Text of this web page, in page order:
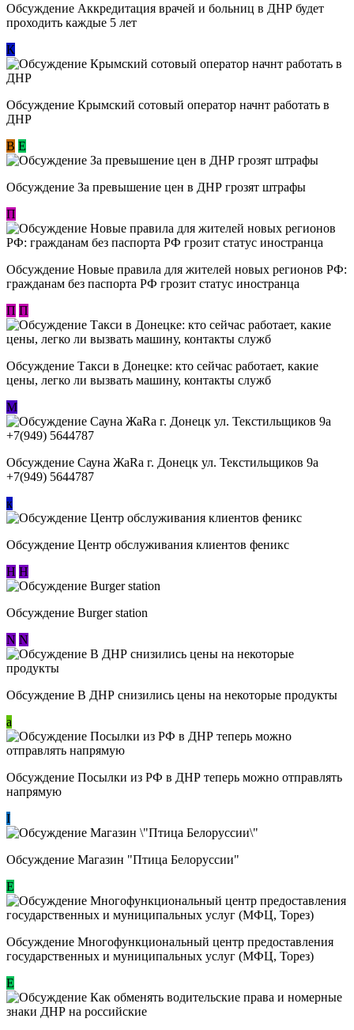
Обсуждение Аккредитация врачей и больниц в ДНР будет
проходить каждые 5 лет
К
Обсуждение Крымский сотовый оператор начнт работать в
ДНР
В E
Обсуждение За превышение цен в ДНР грозят штрафы
П
Обсуждение Новые правила для жителей новых регионов РФ:
гражданам без паспорта РФ грозит статус иностранца
П П
Обсуждение ​Такси в Донецке: кто сейчас работает, какие
цены, легко ли вызвать машину, контакты служб
М
Обсуждение Сауна ЖаRa г. Донецк ул. Текстильщиков 9а
+7(949) 5644787
к
Обсуждение Центр обслуживания клиентов феникс
Н Н
Обсуждение Burger station
N N
Обсуждение В ДНР снизились цены на некоторые продукты
a
Обсуждение Посылки из РФ в ДНР теперь можно отправлять
напрямую
I
Обсуждение Магазин "Птица Белоруссии"
Е
Обсуждение Многофункциональный центр предоставления
государственных и муниципальных услуг (МФЦ, Торез)
E